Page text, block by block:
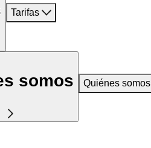
Tarifas
somos Quiénes somos